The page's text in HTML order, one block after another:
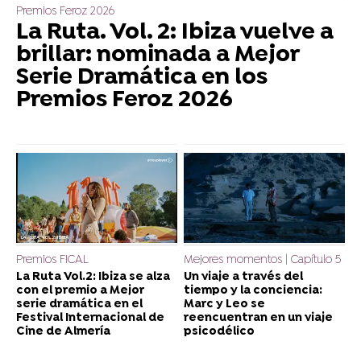
Premios Feroz 2026
La Ruta. Vol. 2: Ibiza vuelve a
brillar: nominada a Mejor
Serie Dramática en los
Premios Feroz 2026
Premios FICAL
La Ruta Vol.2: Ibiza se alza
con el premio a Mejor
serie dramática en el
Festival Internacional de
Cine de Almería
Mejores momentos | Capítulo 5
Un viaje a través del
tiempo y la conciencia:
Marc y Leo se
reencuentran en un viaje
psicodélico